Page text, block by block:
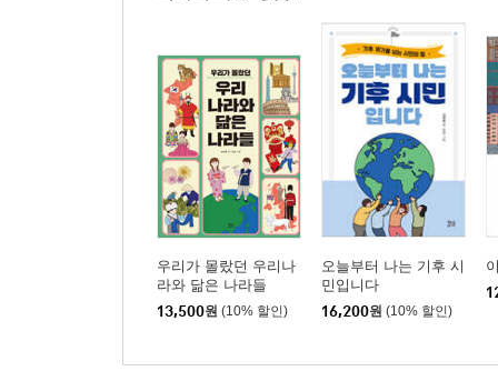
우리가 몰랐던 우리나
라와 닮은 나라들
13,500원 (10% 할인)
오늘부터 나는 기후 시
민입니다
16,200원 (10% 할인)